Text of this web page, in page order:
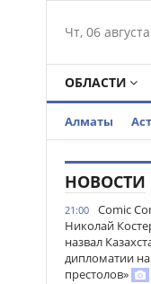
Чт, 06
ОБЛАСТИ
Алматы
НОВОСТИ
21:00
Comic
Николай
назвал
дипломатии
престолов»